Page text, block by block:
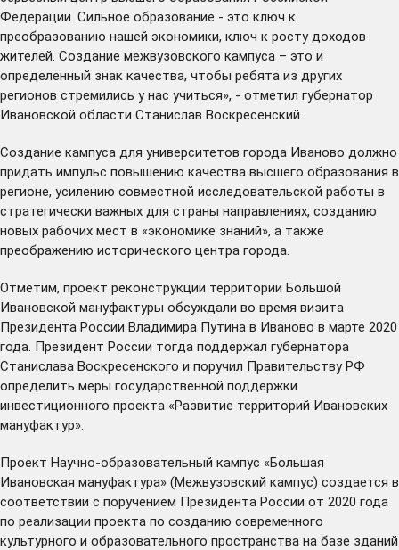
Федерации. Сильное образование - это ключ к
преобразованию нашей экономики, ключ к росту доходов
жителей. Создание межвузовского кампуса – это и
определенный знак качества, чтобы ребята из других
регионов стремились у нас учиться», - отметил губернатор
Ивановской области Станислав Воскресенский.
Создание кампуса для университетов города Иваново должно
придать импульс повышению качества высшего образования в
регионе, усилению совместной исследовательской работы в
стратегически важных для страны направлениях, созданию
новых рабочих мест в «экономике знаний», а также
преображению исторического центра города.
Отметим, проект реконструкции территории Большой
Ивановской мануфактуры обсуждали во время визита
Президента России Владимира Путина в Иваново в марте 2020
года. Президент России тогда поддержал губернатора
Станислава Воскресенского и поручил Правительству РФ
определить меры государственной поддержки
инвестиционного проекта «Развитие территорий Ивановских
мануфактур».
Проект Научно-образовательный кампус «Большая
Ивановская мануфактура» (Межвузовский кампус) создается в
соответствии с поручением Президента России от 2020 года
по реализации проекта по созданию современного
культурного и образовательного пространства на базе зданий